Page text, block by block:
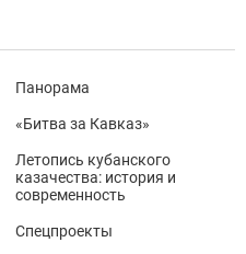
Панорама
«Битва за Кавказ»
Летопись кубанского
казачества: история и
современность
Спецпроекты